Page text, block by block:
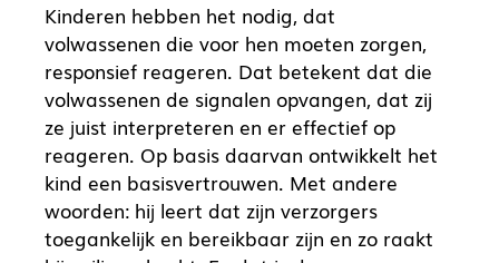
Kinderen hebben het nodig, dat
volwassenen die voor hen moeten zorgen,
responsief reageren. Dat betekent dat die
volwassenen de signalen opvangen, dat zij
ze juist interpreteren en er effectief op
reageren. Op basis daarvan ontwikkelt het
kind een basisvertrouwen. Met andere
woorden: hij leert dat zijn verzorgers
toegankelijk en bereikbaar zijn en zo raakt